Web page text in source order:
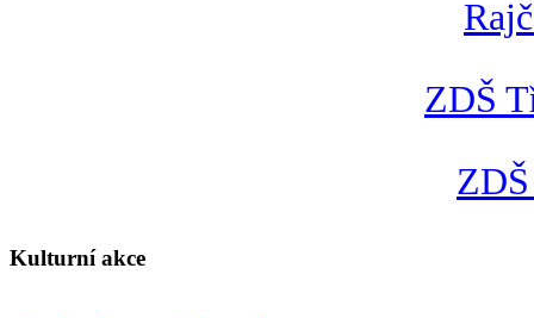
ZDŠ
Kulturní akce